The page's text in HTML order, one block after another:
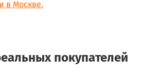
в Москве.
покупателей